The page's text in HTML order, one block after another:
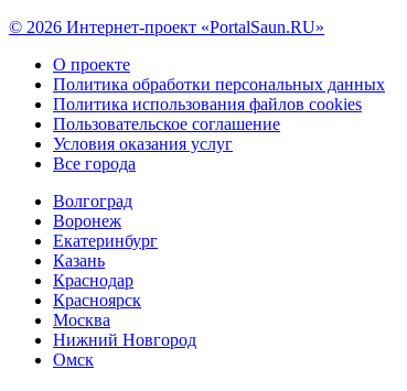
© 2026 Интернет-проект «PortalSaun.RU»
О проекте
Политика обработки персональных данных
Политика использования файлов cookies
Пользовательское соглашение
Условия оказания услуг
Все города
Волгоград
Воронеж
Екатеринбург
Казань
Краснодар
Красноярск
Москва
Нижний Новгород
Омск